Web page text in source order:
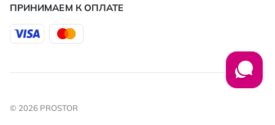
ПРИНИМАЕМ К ОПЛАТЕ
© 2026 PROSTOR